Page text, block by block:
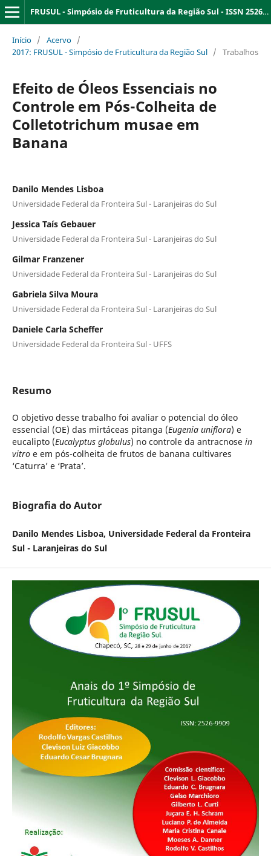
FRUSUL - Simpósio de Fruticultura da Região Sul - ISSN 2526-9909
Início / Acervo /
2017: FRUSUL - Simpósio de Fruticultura da Região Sul / Trabalhos
Efeito de Óleos Essenciais no
Controle em Pós-Colheita de
Colletotrichum musae em
Banana
Danilo Mendes Lisboa
Universidade Federal da Fronteira Sul - Laranjeiras do Sul
Jessica Taís Gebauer
Universidade Federal da Fronteira Sul - Laranjeiras do Sul
Gilmar Franzener
Universidade Federal da Fronteira Sul - Laranjeiras do Sul
Gabriela Silva Moura
Universidade Federal da Fronteira Sul - Laranjeiras do Sul
Daniele Carla Scheffer
Universidade Federal da Fronteira Sul - UFFS
Resumo
O objetivo desse trabalho foi avaliar o potencial do óleo
essencial (OE) das mirtáceas pitanga (Eugenia uniflora) e
eucalipto (Eucalyptus globulus) no controle da antracnose in
vitroe em pós-colheita de frutos de banana cultivares
‘Caturra’ e ‘Prata’.
Biografia do Autor
Danilo Mendes Lisboa, Universidade Federal da Fronteira
Sul - Laranjeiras do Sul